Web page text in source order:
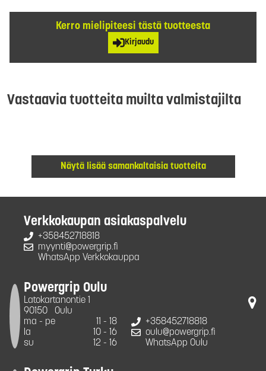
Kerro mielipiteesi tästä tuotteesta
Kirjaudu
Vastaavia tuotteita muilta valmistajilta
Näytä lisää samankaltaisia tuotteita
Verkkokaupan asiakaspalvelu
+358452718818
myynti@powergrip.fi
WhatsApp Verkkokauppa
Powergrip Oulu
Latokartanontie 1
90150
Oulu
ma - pe
11 - 18
la
10 - 16
su
12 - 16
+358452718818
oulu@powergrip.fi
WhatsApp Oulu